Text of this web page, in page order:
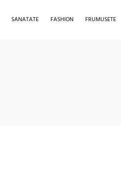
SANATATE FASHION FRUMUSETE